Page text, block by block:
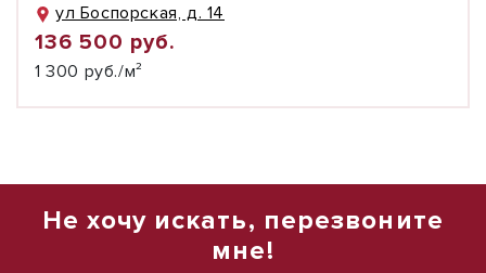
ул Боспорская, д. 14
136 500 руб.
1 300 руб./м²
Не хочу искать, перезвоните
мне!